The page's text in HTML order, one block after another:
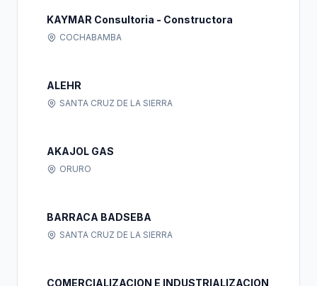
KAYMAR Consultoria - Constructora
COCHABAMBA
ALEHR
SANTA CRUZ DE LA SIERRA
AKAJOL GAS
ORURO
BARRACA BADSEBA
SANTA CRUZ DE LA SIERRA
COMERCIALIZACION E INDUSTRIALIZACION